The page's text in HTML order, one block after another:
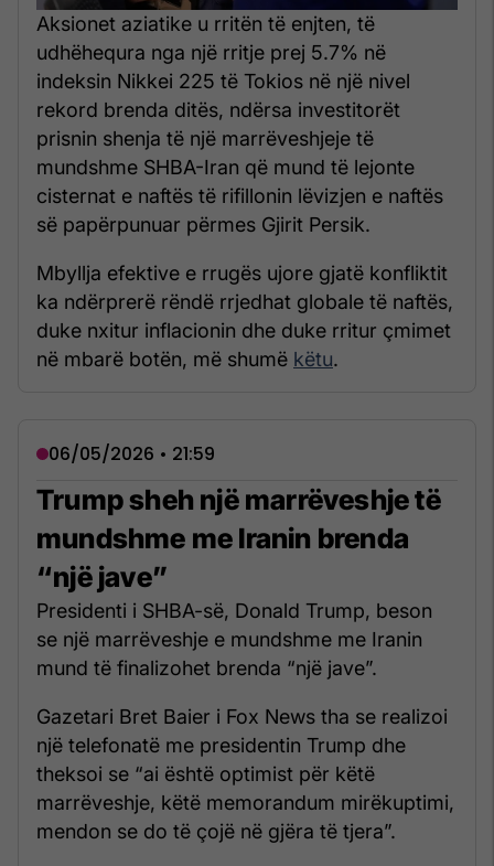
Aksionet aziatike u rritën të enjten, të
udhëhequra nga një rritje prej 5.7% në
indeksin Nikkei 225 të Tokios në një nivel
rekord brenda ditës, ndërsa investitorët
prisnin shenja të një marrëveshjeje të
mundshme SHBA-Iran që mund të lejonte
cisternat e naftës të rifillonin lëvizjen e naftës
së papërpunuar përmes Gjirit Persik.
Mbyllja efektive e rrugës ujore gjatë konfliktit
ka ndërprerë rëndë rrjedhat globale të naftës,
duke nxitur inflacionin dhe duke rritur çmimet
në mbarë botën, më shumë këtu.
06/05/2026 • 21:59
Trump sheh një marrëveshje të
mundshme me Iranin brenda
“një jave”
Presidenti i SHBA-së, Donald Trump, beson
se një marrëveshje e mundshme me Iranin
mund të finalizohet brenda “një jave”.
Gazetari Bret Baier i Fox News tha se realizoi
një telefonatë me presidentin Trump dhe
theksoi se “ai është optimist për këtë
marrëveshje, këtë memorandum mirëkuptimi,
mendon se do të çojë në gjëra të tjera”.